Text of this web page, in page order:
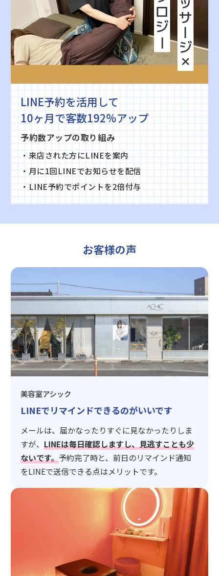
LINE予約を活用して
10ヶ月で客数192%アップ
予約数アップの取り組み
・来店された方にLINEを案内
・月に1回LINEでお知らせを配信
・LINE予約でポイントを2倍付与
お客様の声
美容室アシック
LINEでリマインドできるのがいいです
メールは、届かなったりすぐに見なかったりしま
すが、 LINEは毎日確認しますし、見逃すことも少
ないです。 予約完了時と、前日のリマインド通知
をLINEで送信できる点はメリットです。